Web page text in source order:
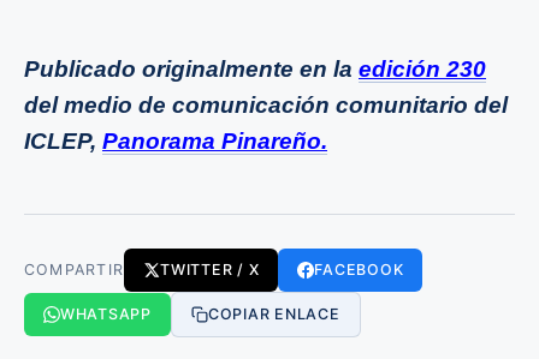
Publicado originalmente en la edición 230
del medio de comunicación comunitario del
ICLEP, Panorama Pinareño.
COMPARTIR TWITTER / X FACEBOOK
WHATSAPP COPIAR ENLACE